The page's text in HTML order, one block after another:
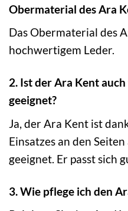
Obermaterial des Ara
Das Obermaterial des
hochwertigem Leder.
2. Ist der Ara Kent
geeignet?
Ja, der Ara Kent ist
Einsatzes an den
geeignet. Er passt sich
3. Wie pflege ich den